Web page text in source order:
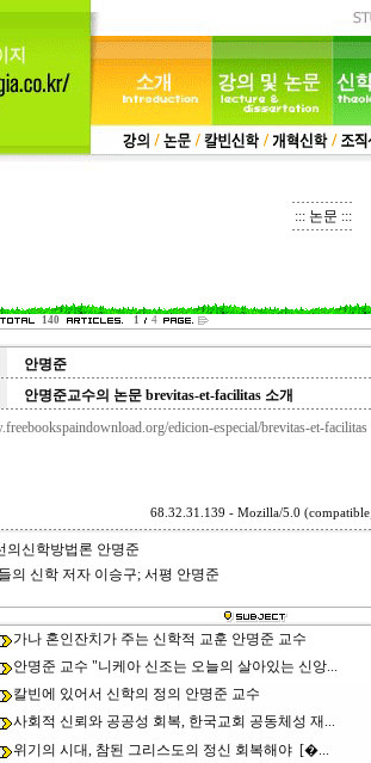
::: 논문 :::
140 1 4
안명준
안명준교수의 논문 brevitas-et-facilitas 소개
edicion-especial/brevitas-et-facilitas
68.32.31.139 - Mozilla/5.0
의신학방법론 안명준
의 신학 저자 이승구; 서평 안명준
가나 혼인잔치가 주는 신학적 교훈 안명준 교수
안명준 교수 "니케아 신조는 오늘의 살아있는 신앙...
칼빈에 있어서 신학의 정의 안명준 교수
사회적 신뢰와 공공성 회복, 한국교회 공동체성 재...
위기의 시대, 참된 그리스도의 정신 회복해야 [�...